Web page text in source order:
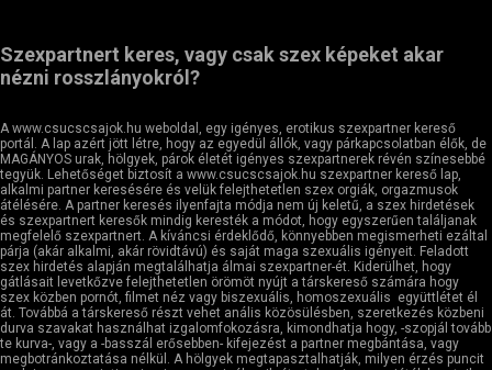
Szexpartnert keres, vagy csak szex képeket akar
nézni rosszlányokról?
A www.csucscsajok.hu weboldal, egy igényes, erotikus szexpartner kereső
portál. A lap azért jött létre, hogy az egyedül állók, vagy párkapcsolatban élők, de
MAGÁNYOS urak, hölgyek, párok életét igényes szexpartnerek révén színesebbé
tegyük. Lehetőséget biztosít a www.csucscsajok.hu szexpartner kereső lap,
alkalmi partner keresésére és velük felejthetetlen szex orgiák, orgazmusok
átélésére. A partner keresés ilyenfajta módja nem új keletű, a szex hirdetések
és szexpartnert keresők mindig keresték a módot, hogy egyszerűen találjanak
megfelelő szexpartnert. A kíváncsi érdeklődő, könnyebben megismerheti ezáltal
párja (akár alkalmi, akár rövidtávú) és saját maga szexuális igényeit. Feladott
szex hirdetés alapján megtalálhatja álmai szexpartner-ét. Kiderülhet, hogy
gátlásait levetkőzve felejthetetlen örömöt nyújt a társkereső számára hogy
szex közben pornót, filmet néz vagy biszexuális, homoszexuális együttlétet él
át. Továbbá a társkereső részt vehet anális közösülésben, szeretkezés közbeni
durva szavakat használhat izgalomfokozásra, kimondhatja hogy, -szopjál tovább
te kurva-, vagy a -basszál erősebben- kifejezést a partner megbántása, vagy
megbotránkoztatása nélkül. A hölgyek megtapasztalhatják, milyen érzés puncit